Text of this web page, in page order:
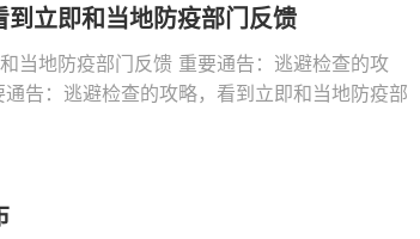
立即和当地防疫部门反馈
当地防疫部门反馈 重要通告：逃避检查的攻
告：逃避检查的攻略，看到立即和当地防疫部